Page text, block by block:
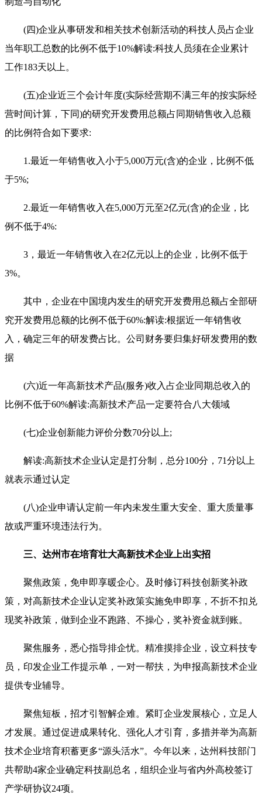
(四)企业从事研发和相关技术创新活动的科技人员占企业
当年职工总数的比例不低于10%解读:科技人员须在企业累计
工作183天以上。
(五)企业近三个会计年度(实际经营期不满三年的按实际经
营时间计算，下同)的研究开发费用总额占同期销售收入总额
的比例符合如下要求:
1.最近一年销售收入小于5,000万元(含)的企业，比例不低
于5%;
2.最近一年销售收入在5,000万元至2亿元(含)的企业，比
例不低于4%:
3，最近一年销售收入在2亿元以上的企业，比例不低于
3%。
其中，企业在中国境内发生的研究开发费用总额占全部研
究开发费用总额的比例不低于60%:解读:根据近一年销售收
入，确定三年的研发费占比。公司财务要归集好研发费用的数
据
(六)近一年高新技术产品(服务)收入占企业同期总收入的
比例不低于60%解读:高新技术产品一定要符合八大领域
(七)企业创新能力评价分数70分以上;
解读:高新技术企业认定是打分制，总分100分，71分以上
就表示通过认定
(八)企业申请认定前一年内未发生重大安全、重大质量事
故或严重环境违法行为。
三、达州市在培育壮大高新技术企业上出实招
聚焦政策，免申即享暖企心。及时修订科技创新奖补政
策，对高新技术企业认定奖补政策实施免申即享，不折不扣兑
现奖补政策，做到企业不跑路、不操心，奖补资金就到账。
聚焦服务，悉心指导排企忧。精准摸排企业，设立科技专
员，印发企业工作提示单，一对一帮扶，为申报高新技术企业
提供专业辅导。
聚焦短板，招才引智解企难。紧盯企业发展核心，立足人
才发展。通过促进成果转化、强化人才引育，多措并举为高新
技术企业培育积蓄更多“源头活水”。今年以来，达州科技部门
共帮助4家企业确定科技副总名，组织企业与省内外高校签订
产学研协议24项。